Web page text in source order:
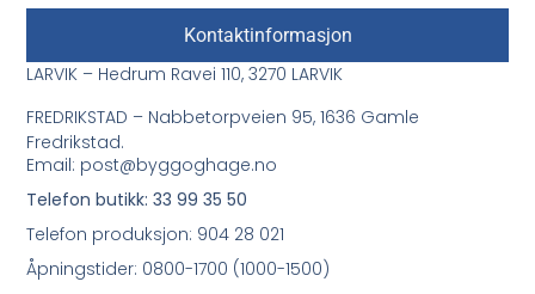
Kontaktinformasjon
LARVIK – Hedrum Ravei 110, 3270 LARVIK
FREDRIKSTAD – Nabbetorpveien 95, 1636 Gamle
Fredrikstad.
Email: post@byggoghage.no
Telefon butikk: 33 99 35 50
Telefon produksjon: 904 28 021
Åpningstider: 0800-1700 (1000-1500)